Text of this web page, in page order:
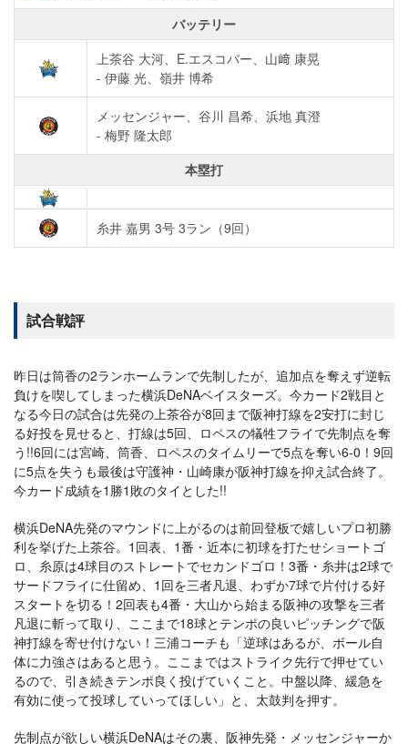
バッテリー
上茶谷 大河、E.エスコバー、山﨑 康晃
- 伊藤 光、嶺井 博希
メッセンジャー、谷川 昌希、浜地 真澄
- 梅野 隆太郎
本塁打
糸井 嘉男 3号 3ラン（9回）
試合戦評
昨日は筒香の2ランホームランで先制したが、追加点を奪えず逆転
負けを喫してしまった横浜DeNAベイスターズ。今カード2戦目と
なる今日の試合は先発の上茶谷が8回まで阪神打線を2安打に封じ
る好投を見せると、打線は5回、ロペスの犠牲フライで先制点を奪
う!!6回には宮崎、筒香、ロペスのタイムリーで5点を奪い6-0！9回
に5点を失うも最後は守護神・山崎康が阪神打線を抑え試合終了。
今カード成績を1勝1敗のタイとした!!
横浜DeNA先発のマウンドに上がるのは前回登板で嬉しいプロ初勝
利を挙げた上茶谷。1回表、1番・近本に初球を打たせショートゴ
ロ、糸原は4球目のストレートでセカンドゴロ！3番・糸井は2球で
サードフライに仕留め、1回を三者凡退、わずか7球で片付ける好
スタートを切る！2回表も4番・大山から始まる阪神の攻撃を三者
凡退に斬って取り、ここまで18球とテンポの良いピッチングで阪
神打線を寄せ付けない！三浦コーチも「逆球はあるが、ボール自
体に力強さはあると思う。ここまではストライク先行で押せてい
るので、引き続きテンポ良く投げていくこと。中盤以降、緩急を
有効に使って投球していってほしい」と、太鼓判を押す。
先制点が欲しい横浜DeNAはその裏、阪神先発・メッセンジャーか